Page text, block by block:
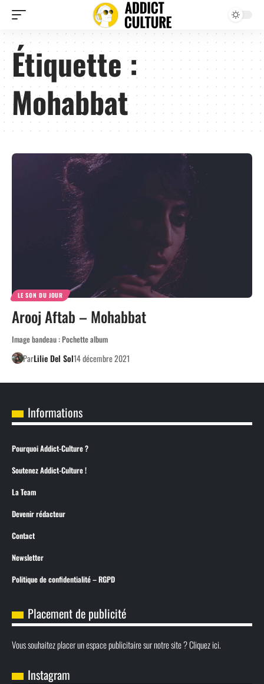
Étiquette :
Mohabbat
LE SON DU JOUR
Arooj Aftab – Mohabbat
Image bandeau : Pochette album
ParLilie Del Sol14 décembre 2021
Informations
Pourquoi Addict-Culture ?
Soutenez Addict-Culture !
La Team
Devenir rédacteur
Contact
Newsletter
Politique de confidentialité – RGPD
Placement de publicité
Vous souhaitez placer un espace publicitaire sur notre site ? Cliquez ici.
Instagram